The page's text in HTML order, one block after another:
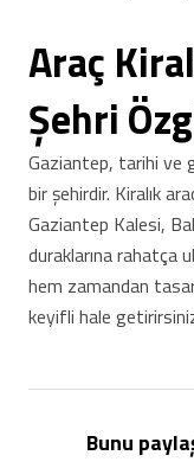
Araç
Şehri
Gaziantep, tarihi ve
bir şehirdir. Kiralık
Gaziantep Kalesi,
duraklarına rahatça
hem zamandan
keyifli hale
Bunu